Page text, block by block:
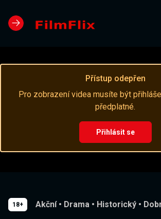
Přístup odepřen
Pro zobrazení videa musíte být
předplatné.
Přihlásit se
18+ Akční • Drama • Historický •